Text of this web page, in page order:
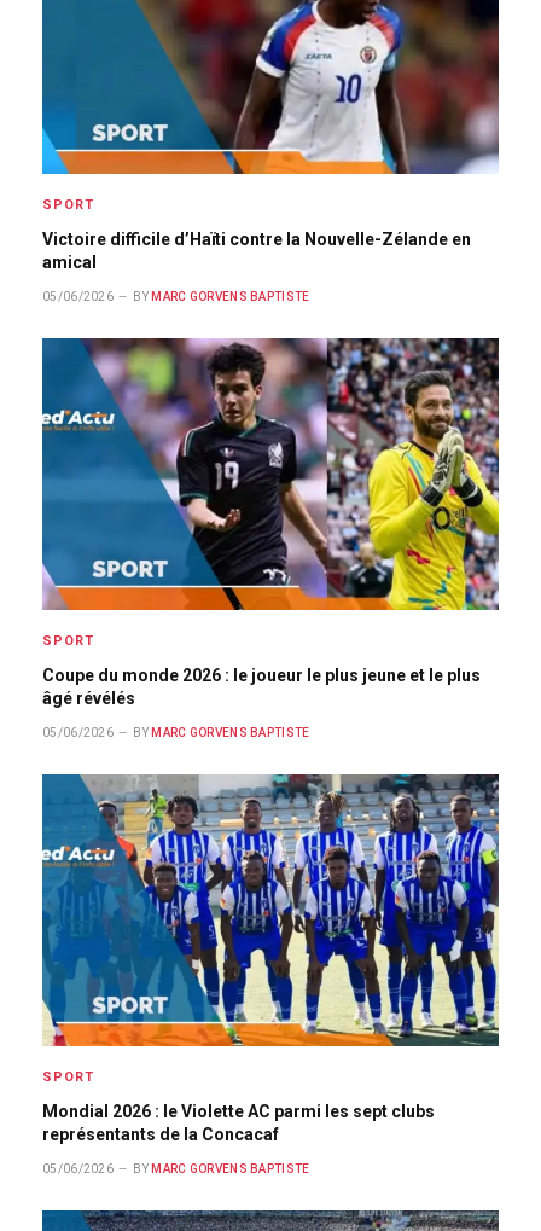
SPORT
Victoire difficile d’Haïti contre la Nouvelle-Zélande en
amical
05/06/2026 BY MARC GORVENS BAPTISTE
SPORT
Coupe du monde 2026 : le joueur le plus jeune et le plus
âgé révélés
05/06/2026 BY MARC GORVENS BAPTISTE
SPORT
Mondial 2026 : le Violette AC parmi les sept clubs
représentants de la Concacaf
05/06/2026 BY MARC GORVENS BAPTISTE